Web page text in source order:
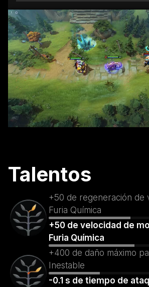
Talentos
+50 de regeneración de
Furia Química
+50 de velocidad de
Furia Química
+400 de daño máximo
Inestable
-0.1 s de tiempo de